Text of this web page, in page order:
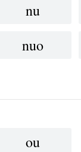
nu
nuo
ou